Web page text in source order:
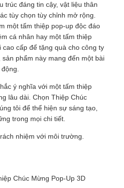
trúc đáng tin cậy, vật liệu thân
tùy chọn tùy chỉnh mở rộng.
một tấm thiệp pop-up độc đáo
cá nhân hay một tấm thiệp
cấp để tặng quà cho công ty
phẩm này mang đến một bài
ý nghĩa với một tấm thiệp
lâu dài. Chọn Thiệp Chúc
tôi để thể hiện sự sáng tạo,
trong mọi chi tiết.
nhiệm với môi trường.
Chúc Mừng Pop-Up 3D